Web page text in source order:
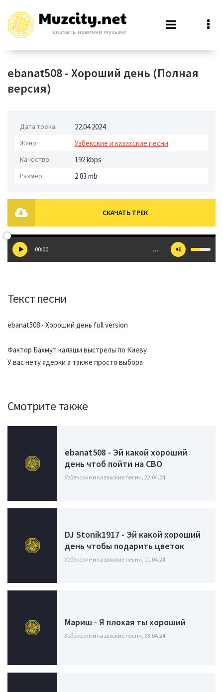
ebanat508 - Хороший день (Полная
версия)
Дата трека: 22.04.2024
Жанр: Узбекские и казахские песни
Качество: 192 kbps
Размер: 2.83 mb
СКАЧАТЬ ТРЕК
00:00 …
Текст песни
ebanat508 - Хороший день full version
Фактор Бахмут калаши выстрелы по Киеву
У вас нету ядерки а также просто выбора
Смотрите также
ebanat508 - Эй какой хороший
день чтоб пойти на СВО
Узбекские и казахские песни, 22.04.24
DJ Stonik1917 - Эй какой хороший
день чтобы подарить цветок
Узбекские и казахские песни, 11.04.24
Мариш - Я плохая ты хороший
Узбекские и казахские песни, 03.04.24